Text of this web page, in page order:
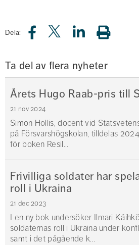
Dela:
Ta del av flera nyheter
Årets Hugo Raab-pris till
21 nov 2024
Simon Hollis, docent vid
på Försvarshögskolan, tilldelas
för boken Resil...
Frivilliga soldater har
roll i Ukraina
21 dec 2023
I en ny bok undersöker Ilmari
soldaternas roll i Ukraina under
samt i det pågående k...